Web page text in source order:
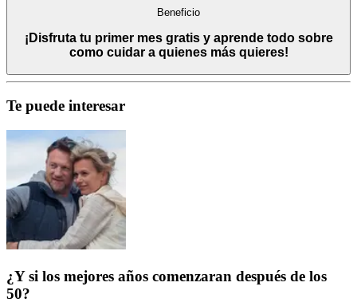
Beneficio
¡Disfruta tu primer mes gratis y aprende todo sobre
como cuidar a quienes más quieres!
Te puede interesar
¿Y si los mejores años comenzaran después de los
50?